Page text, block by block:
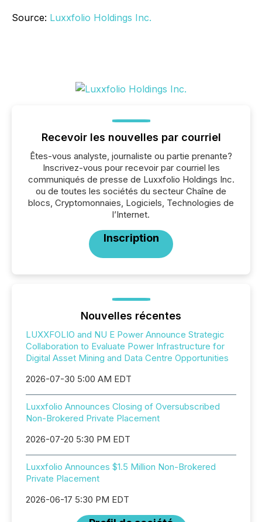
Source: Luxxfolio Holdings Inc.
Recevoir les nouvelles par courriel
Êtes-vous analyste, journaliste ou partie prenante?
Inscrivez-vous pour recevoir par courriel les
communiqués de presse de Luxxfolio Holdings Inc.
ou de toutes les sociétés du secteur Chaîne de
blocs, Cryptomonnaies, Logiciels, Technologies de
l’Internet.
Inscription
Nouvelles récentes
LUXXFOLIO and NU E Power Announce Strategic
Collaboration to Evaluate Power Infrastructure for
Digital Asset Mining and Data Centre Opportunities
2026-07-30 5:00 AM EDT
Luxxfolio Announces Closing of Oversubscribed
Non-Brokered Private Placement
2026-07-20 5:30 PM EDT
Luxxfolio Announces $1.5 Million Non-Brokered
Private Placement
2026-06-17 5:30 PM EDT